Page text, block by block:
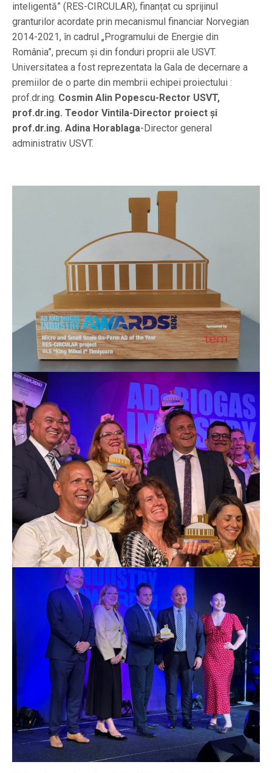
inteligentă” (RES-CIRCULAR), finanțat cu sprijinul
granturilor acordate prin mecanismul financiar Norvegian
2014-2021, în cadrul „Programului de Energie din
România”, precum și din fonduri proprii ale USVT.
Universitatea a fost reprezentata la Gala de decernare a
premiilor de o parte din membrii echipei proiectului :
prof.dr.ing. Cosmin Alin Popescu-Rector USVT,
prof.dr.ing. Teodor Vintila-Director proiect și
prof.dr.ing. Adina Horablaga-Director general
administrativ USVT.